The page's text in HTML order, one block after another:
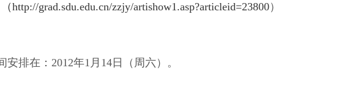
（http://grad.sdu.edu.cn/zzjy/artishow1.asp?articleid=23800）
排在：2012年1月14日（周六）。